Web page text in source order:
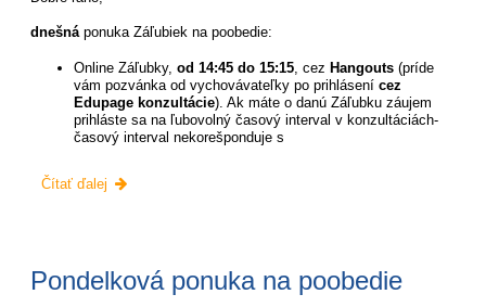
dnešnáponuka Záľubiek na poobedie:
Online Záľubky,od 14:45 do 15:15, cez Hangouts(príde
vám pozvánka od vychovávateľky po prihlásenícez
Edupage konzultácie). Ak máte o danú Záľubku záujem
prihláste sa na ľubovolný časový interval v konzultáciách-
časový interval nekorešponduje s
Utorková
Čítať ďalej
Pondelková ponuka na poobedie